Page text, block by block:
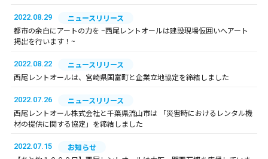
2022.08.29
ニュースリリース
都市の余白にアートの力を ~西尾レントオールは建設現場仮囲いへアート
掲出を行います！~
2022.08.22
ニュースリリース
西尾レントオールは、宮崎県国富町と企業立地協定を締結しました
2022.07.26
ニュースリリース
西尾レントオール株式会社と千葉県流山市は 「災害時におけるレンタル機
材の提供に関する協定」を締結しました
2022.07.15
お知らせ